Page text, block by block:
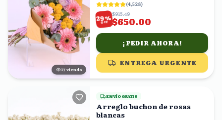
16 viendo
amarillas en ramo
(4,528)
29%
OFF
$915.49
$650.00
¡PEDIR AHORA!
ENTREGA URGENTE
ENVÍO GRATIS
Arreglo buchon de rosas
blancas